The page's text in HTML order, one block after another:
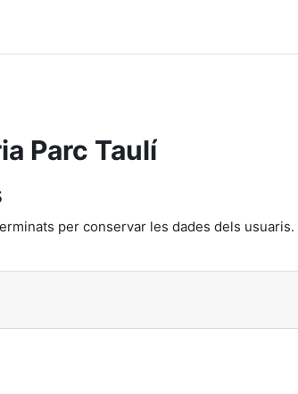
Parc Taulí
per conservar les dades dels